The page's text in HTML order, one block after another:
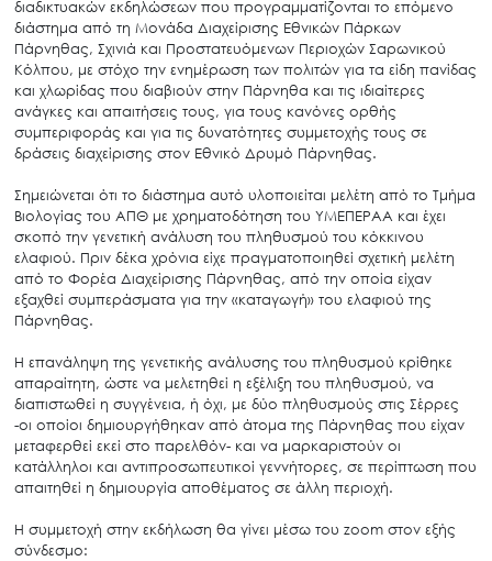
διαδικτυακών εκδηλώσεων που προγραμματίζονται το επόμενο
διάστημα από τη Μονάδα Διαχείρισης Εθνικών Πάρκων
Πάρνηθας, Σχινιά και Προστατευόμενων Περιοχών Σαρωνικού
Κόλπου, με στόχο την ενημέρωση των πολιτών για τα είδη πανίδας
και χλωρίδας που διαβιούν στην Πάρνηθα και τις ιδιαίτερες
ανάγκες και απαιτήσεις τους, για τους κανόνες ορθής
συμπεριφοράς και για τις δυνατότητες συμμετοχής τους σε
δράσεις διαχείρισης στον Εθνικό Δρυμό Πάρνηθας.
Σημειώνεται ότι το διάστημα αυτό υλοποιείται μελέτη από το Τμήμα
Βιολογίας του ΑΠΘ με χρηματοδότηση του ΥΜΕΠΕΡΑΑ και έχει
σκοπό την γενετική ανάλυση του πληθυσμού του κόκκινου
ελαφιού. Πριν δέκα χρόνια είχε πραγματοποιηθεί σχετική μελέτη
από το Φορέα Διαχείρισης Πάρνηθας, από την οποία είχαν
εξαχθεί συμπεράσματα για την «καταγωγή» του ελαφιού της
Πάρνηθας.
Η επανάληψη της γενετικής ανάλυσης του πληθυσμού κρίθηκε
απαραίτητη, ώστε να μελετηθεί η εξέλιξη του πληθυσμού, να
διαπιστωθεί η συγγένεια, ή όχι, με δύο πληθυσμούς στις Σέρρες
-οι οποίοι δημιουργήθηκαν από άτομα της Πάρνηθας που είχαν
μεταφερθεί εκεί στο παρελθόν- και να μαρκαριστούν οι
κατάλληλοι και αντιπροσωπευτικοί γεννήτορες, σε περίπτωση που
απαιτηθεί η δημιουργία αποθέματος σε άλλη περιοχή.
Η συμμετοχή στην εκδήλωση θα γίνει μέσω του zoom στον εξής
σύνδεσμο: